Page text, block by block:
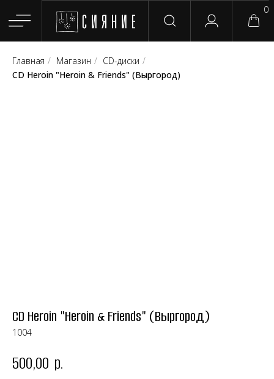
Главная Магазин Группы
Главная / Магазин / CD-диски /
CD Heroin "Heroin & Friends" (Выргород)
CD Heroin "Heroin & Friends" (Выргород)
1004
500,00 р.